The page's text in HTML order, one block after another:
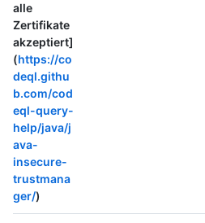
alle
Zertifikate
akzeptiert]
(https://co
deql.githu
b.com/cod
eql-query-
help/java/j
ava-
insecure-
trustmana
ger/)